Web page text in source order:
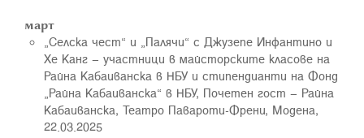
март
„Селска чест“ и „Палячи“ с Джузепе Инфантино и
Хе Канг – участници в майсторските класове на
Райна Кабаиванска в НБУ и стипендианти на Фонд
„Райна Кабаиванска“ в НБУ, Почетен гост – Райна
Кабаиванска, Театро Павароти-Френи, Модена,
22.03.2025